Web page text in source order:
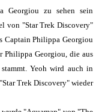
Georgiou zu sehen sein
von "Star Trek Discovery"
Captain Philippa Georgiou
Philippa Georgiou, die aus
Yeoh wird auch in
Trek Discovery" wieder